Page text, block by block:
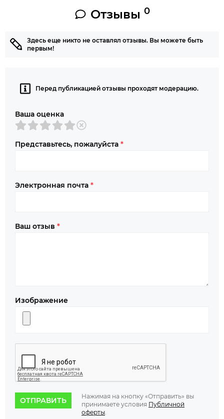
Отзывы0
Здесь еще никто не оставлял отзывы. Вы можете быть
первым!
Перед публикацией отзывы проходят модерацию.
Ваша оценка
Представьтесь, пожалуйста *
Электронная почта *
Ваш отзыв *
Изображение
ОТПРАВИТЬ
Нажимая на кнопку «Отправить» вы
принимаете условия Публичной
оферты